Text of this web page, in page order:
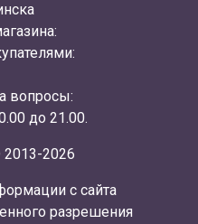
вопросы:
до 21.00.
2026
с сайта
разрешения